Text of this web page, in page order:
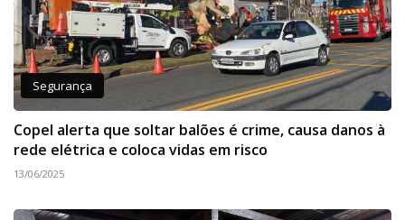
Segurança
Copel alerta que soltar balões é crime, causa danos à
rede elétrica e coloca vidas em risco
13/06/2025